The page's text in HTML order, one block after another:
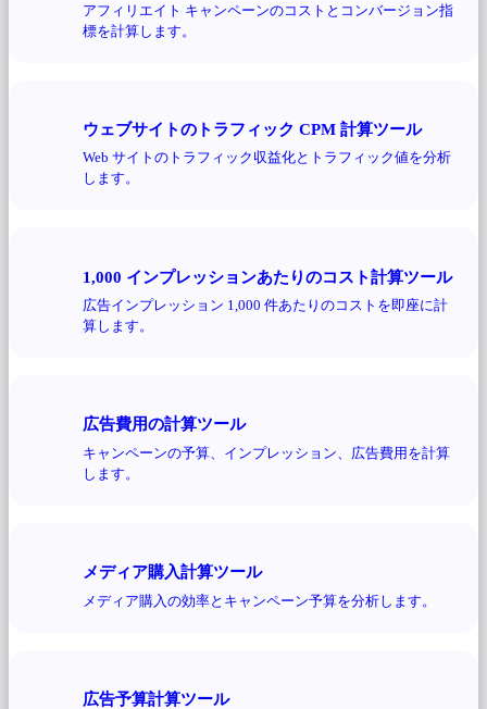
アフィリエイト キャンペーンのコストとコンバージョン指
標を計算します。
ウェブサイトのトラフィック CPM 計算ツール
Web サイトのトラフィック収益化とトラフィック値を分析
します。
1,000 インプレッションあたりのコスト計算ツール
広告インプレッション 1,000 件あたりのコストを即座に計
算します。
広告費用の計算ツール
キャンペーンの予算、インプレッション、広告費用を計算
します。
メディア購入計算ツール
メディア購入の効率とキャンペーン予算を分析します。
広告予算計算ツール